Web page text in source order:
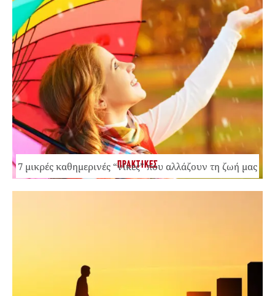
ΠΡΑΚΤΙΚΕΣ
7 μικρές καθημερινές “νίκες” που αλλάζουν τη ζωή μας